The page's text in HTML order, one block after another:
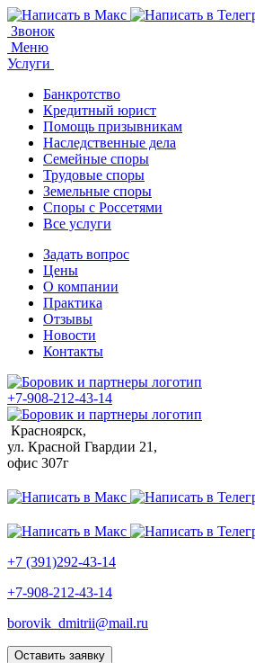
Звонок
Меню
Услуги
Банкротство
Кредитный юрист
Помощь призывникам
Наследственные дела
Семейные споры
Трудовые споры
Земельные споры
Споры с Россетями
Все услуги
Задать вопрос
Цены
О компании
Практика
Отзывы
Новости
Контакты
+7-908-212-43-14
Красноярск,
ул. Красной Гвардии 21,
офис 307г
+7 (391)292-43-14
+7-908-212-43-14
borovik_dmitrii@mail.ru
Оставить заявку